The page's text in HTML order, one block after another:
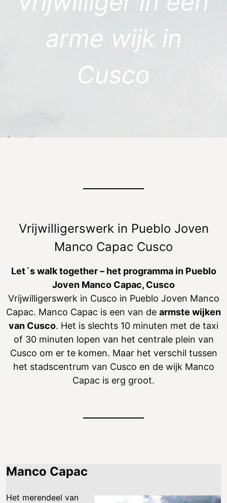
arme wijk in
Cusco
Vrijwilligerswerk in Pueblo Joven
Manco Capac Cusco
Let´s walk together – het programma in Pueblo
Joven Manco Capac, Cusco
Vrijwilligerswerk in Cusco in Pueblo Joven Manco
Capac. Manco Capac is een van de armste wijken
van Cusco. Het is slechts 10 minuten met de taxi
of 30 minuten lopen van het centrale plein van
Cusco om er te komen. Maar het verschil tussen
het stadscentrum van Cusco en de wijk Manco
Capac is erg groot.
Manco Capac
Het merendeel van